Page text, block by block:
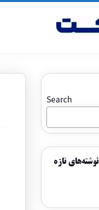
Search
نوشته‌های تازه